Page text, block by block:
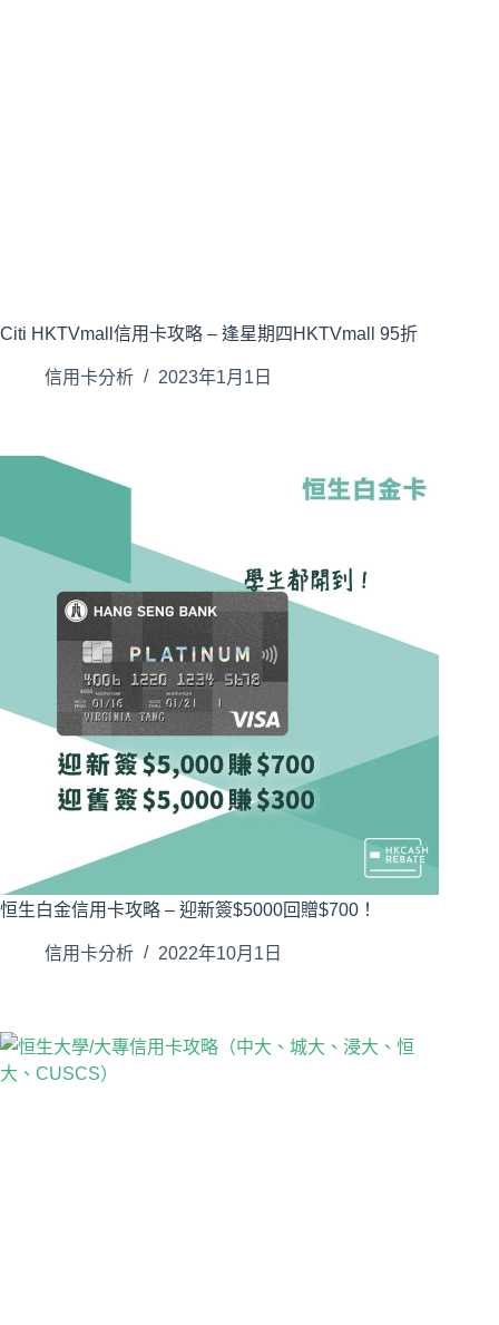
Citi HKTVmall信用卡攻略 – 逢星期四HKTVmall 95折
信用卡分析 2023年1月1日
恒生白金信用卡攻略 – 迎新簽$5000回贈$700！
信用卡分析 2022年10月1日